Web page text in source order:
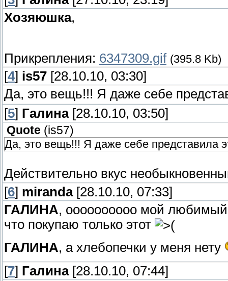
Хозяюшка,
Прикрепления: 6347309.gif (395.8 Kb)
[4] is57 [28.10.10, 03:30]
Да, это вещь!!! Я даже себе
[5] Галина[28.10.10, 03:50]
Quote (is57)
Да, это вещь!!! Я даже себе представила
Действительно вкус
[6] miranda[28.10.10, 07:33]
ГАЛИНА, оооооооооо мой любимый
что покупаю только этот
ГАЛИНА, а хлебопечки у меня нету
[7] Галина[28.10.10, 07:44]